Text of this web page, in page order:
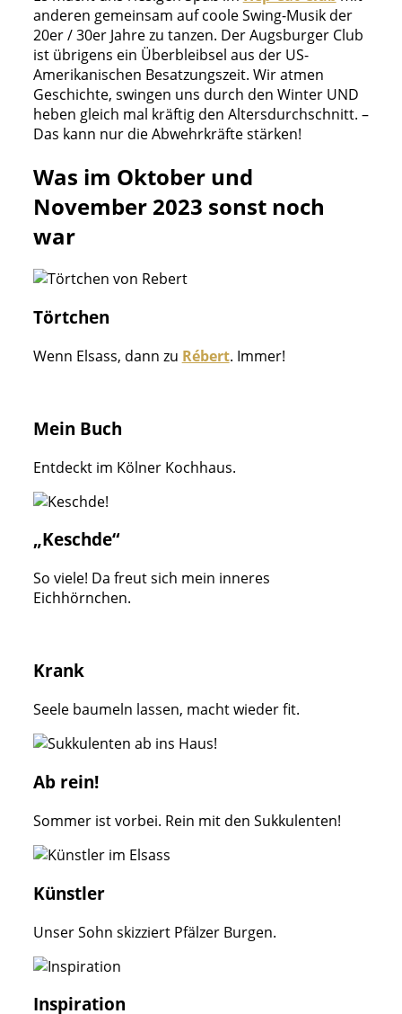
anderen gemeinsam auf coole Swing-Musik der
20er / 30er Jahre zu tanzen. Der Augsburger Club
ist übrigens ein Überbleibsel aus der US-
Amerikanischen Besatzungszeit. Wir atmen
Geschichte, swingen uns durch den Winter UND
heben gleich mal kräftig den Altersdurchschnitt. –
Das kann nur die Abwehrkräfte stärken!
Was im Oktober und
November 2023 sonst noch
war
Törtchen
Wenn Elsass, dann zu Rébert. Immer!
Mein Buch
Entdeckt im Kölner Kochhaus.
„Keschde“
So viele! Da freut sich mein inneres
Eichhörnchen.
Krank
Seele baumeln lassen, macht wieder fit.
Ab rein!
Sommer ist vorbei. Rein mit den Sukkulenten!
Künstler
Unser Sohn skizziert Pfälzer Burgen.
Inspiration